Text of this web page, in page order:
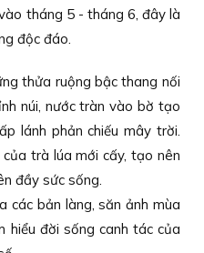
tháng 5 - tháng 6, đây là
độc đáo.
thửa ruộng bậc thang nối
núi, nước tràn vào bờ tạo
lánh phản chiếu mây trời.
trà lúa mới cấy, tạo nên
đầy sức sống.
các bản làng, săn ảnh mùa
hiểu đời sống canh tác của